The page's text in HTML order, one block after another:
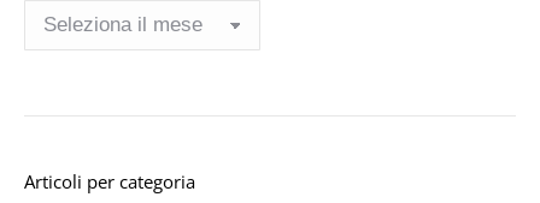
Articoli per categoria